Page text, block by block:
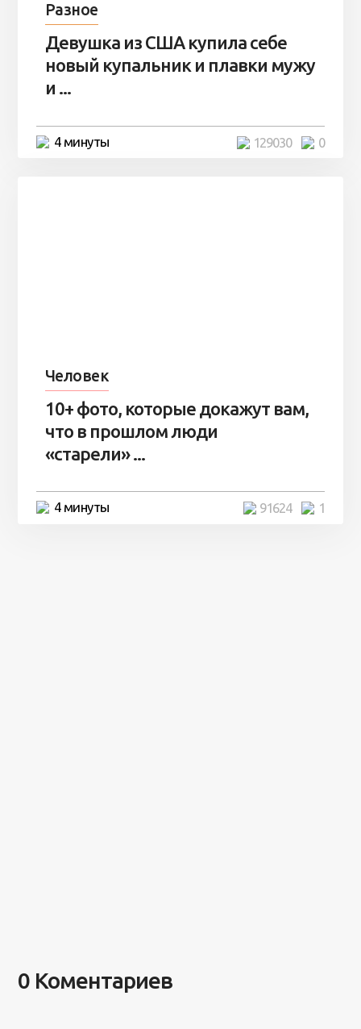
Разное
Девушка из США купила себе
новый купальник и плавки мужу
и ...
4 минуты 0
129030
Человек
10+ фото, которые докажут вам,
что в прошлом люди
«старели» ...
4 минуты 1
91624
0 Коментариев